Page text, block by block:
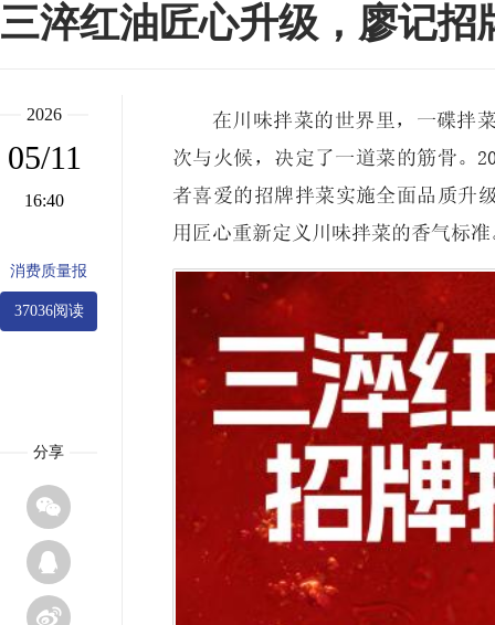
三淬红油匠心升级，廖记招
2026
05/11
16:40
消费质量报
37036阅读
分享



在川味拌菜的世界里，一碟拌
次与火候，决定了一道菜的筋骨。
者喜爱的招牌拌菜实施全面品质
用匠心重新定义川味拌菜的香气标准